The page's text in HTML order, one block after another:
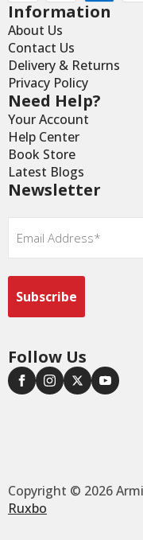
Information
About Us
Contact Us
Delivery & Returns
Privacy Policy
Need Help?
Your Account
Help Center
Book Store
Latest Blogs
Newsletter
Email
Follow Us
Copyright © 2026
Ruxbo